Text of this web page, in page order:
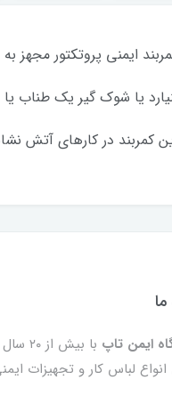
ایمنی پروتکتور
یا شوک گیر یک طناب
کمربند در کارهای آتش
ما
ایمن تاپ
با
لباس کار و تجهیزات